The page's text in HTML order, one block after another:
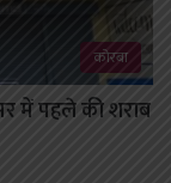
कोरबा
में पहले की शराब